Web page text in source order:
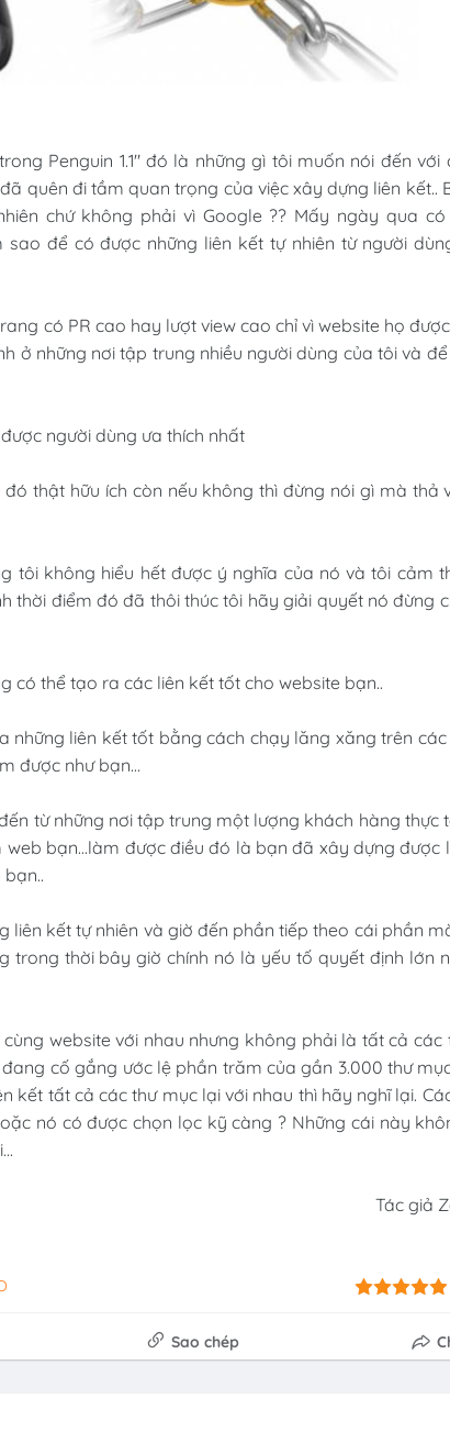
Penguin 1.1" đó là những gì tôi muốn nói đến với
quên đi tầm quan trọng của việc xây dựng liên kết..
chứ không phải vì Google ?? Mấy ngày qua
để có được những liên kết tự nhiên từ người
có PR cao hay lượt view cao chỉ vì website họ
ở những nơi tập trung nhiều người dùng của tôi và
người dùng ưa thích nhất
thật hữu ích còn nếu không thì đừng nói gì mà thả
tôi không hiểu hết được ý nghĩa của nó và tôi cảm
thời điểm đó đã thôi thúc tôi hãy giải quyết nó đừng
có thể tạo ra các liên kết tốt cho website bạn..
liên kết tốt bằng cách chạy lăng xăng trên các
được như bạn...
từ những nơi tập trung một lượng khách hàng thực
bạn...làm được điều đó là bạn đã xây dựng được
liên kết tự nhiên và giờ đến phần tiếp theo cái phần
trong thời bây giờ chính nó là yếu tố quyết định lớn
website với nhau nhưng không phải là tất cả các
cố gắng ước lệ phần trăm của gần 3.000 thư
kết tất cả các thư mục lại với nhau thì hãy nghĩ lại.
nó có được chọn lọc kỹ càng ? Những cái này
Tác giả
Sao chép